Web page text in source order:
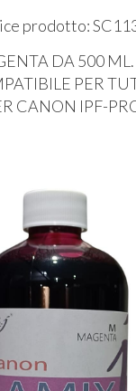
prodotto:
DA 500 ML.
PER
CANON IPF-